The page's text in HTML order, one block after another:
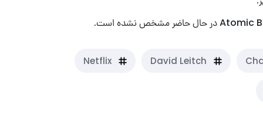
David Leitch
Netflix